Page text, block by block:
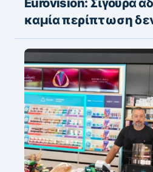
Eurovision: Σίγουρα
καμία περίπτωση